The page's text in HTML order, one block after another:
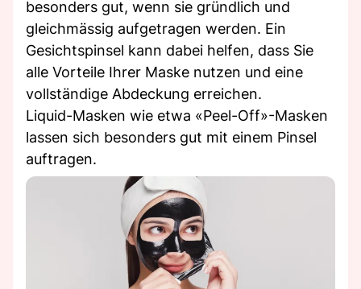
besonders gut, wenn sie gründlich und
gleichmässig aufgetragen werden. Ein
Gesichtspinsel kann dabei helfen, dass Sie
alle Vorteile Ihrer Maske nutzen und eine
vollständige Abdeckung erreichen.
Liquid-Masken wie etwa «Peel-Off»-Masken
lassen sich besonders gut mit einem Pinsel
auftragen.